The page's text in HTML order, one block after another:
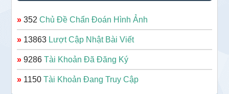
» 352Chủ Đề Chẩn Đoán Hình Ảnh
» 13863 Lượt Cập Nhật Bài Viết
» 9286Tài Khoản Đã Đăng Ký
» 1150Tài Khoản Đang Truy Cập